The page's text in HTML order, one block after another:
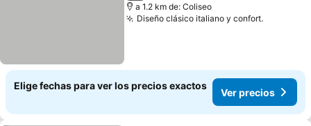
a 1.2 km de: Coliseo
Diseño clásico italiano y confort.Ver
Elige fechas para ver los precios exactos
Ver precios